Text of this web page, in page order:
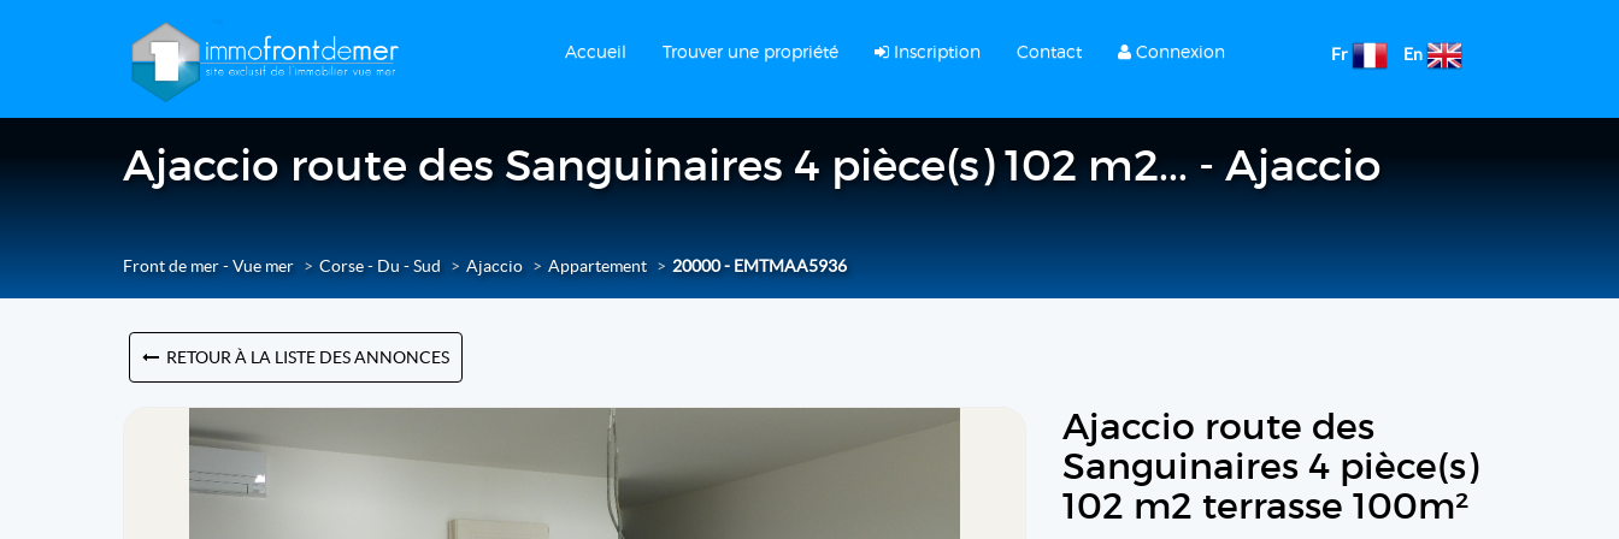
Accueil Trouver une propriété Inscription Contact Connexion Fr En
Ajaccio route des Sanguinaires 4 pièce(s) 102 m2... - Ajaccio
Front de mer - Vue mer Corse - Du - Sud Ajaccio Appartement 20000 - EMTMAA5936
RETOUR À LA LISTE DES ANNONCES
Ajaccio route des
Sanguinaires 4 pièce(s)
102 m2 terrasse 100m²